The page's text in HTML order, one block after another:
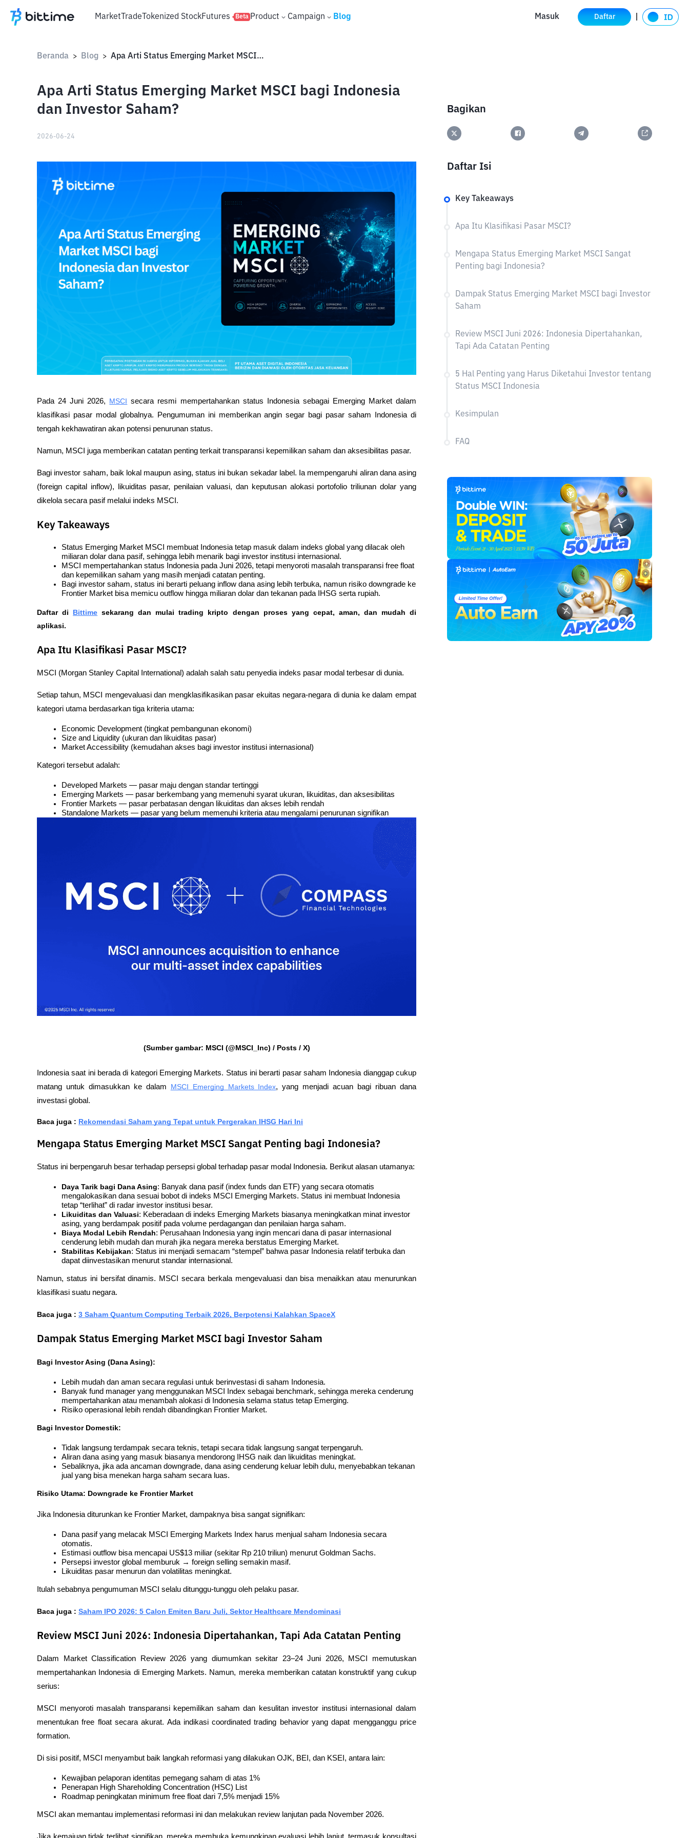
MarketTradeTokenized StockFutures Beta Product Campaign Blog Masuk Daftar
Beranda > Blog > Apa Arti Status Emerging Market MSCI bagi Indonesia dan Investor Saham?
Apa Arti Status Emerging Market MSCI bagi Indonesia
dan Investor Saham?
2026-06-24
Pada 24 Juni 2026, MSCI secara resmi mempertahankan status Indonesia sebagai Emerging Market dalam
klasifikasi pasar modal globalnya. Pengumuman ini memberikan angin segar bagi pasar saham Indonesia di
tengah kekhawatiran akan potensi penurunan status.
Namun, MSCI juga memberikan catatan penting terkait transparansi kepemilikan saham dan aksesibilitas pasar.
Bagi investor saham, baik lokal maupun asing, status ini bukan sekadar label. Ia mempengaruhi aliran dana asing
(foreign capital inflow), likuiditas pasar, penilaian valuasi, dan keputusan alokasi portofolio triliunan dolar yang
dikelola secara pasif melalui indeks MSCI.
Key Takeaways
Status Emerging Market MSCI membuat Indonesia tetap masuk dalam indeks global yang dilacak oleh
miliaran dolar dana pasif, sehingga lebih menarik bagi investor institusi internasional.
MSCI mempertahankan status Indonesia pada Juni 2026, tetapi menyoroti masalah transparansi free float
dan kepemilikan saham yang masih menjadi catatan penting.
Bagi investor saham, status ini berarti peluang inflow dana asing lebih terbuka, namun risiko downgrade ke
Frontier Market bisa memicu outflow hingga miliaran dolar dan tekanan pada IHSG serta rupiah.
Daftar di Bittime sekarang dan mulai trading kripto dengan proses yang cepat, aman, dan mudah di
aplikasi.
Apa Itu Klasifikasi Pasar MSCI?
MSCI (Morgan Stanley Capital International) adalah salah satu penyedia indeks pasar modal terbesar di dunia.
Setiap tahun, MSCI mengevaluasi dan mengklasifikasikan pasar ekuitas negara-negara di dunia ke dalam empat
kategori utama berdasarkan tiga kriteria utama:
Economic Development (tingkat pembangunan ekonomi)
Size and Liquidity (ukuran dan likuiditas pasar)
Market Accessibility (kemudahan akses bagi investor institusi internasional)
Kategori tersebut adalah:
Developed Markets — pasar maju dengan standar tertinggi
Emerging Markets — pasar berkembang yang memenuhi syarat ukuran, likuiditas, dan aksesibilitas
Frontier Markets — pasar perbatasan dengan likuiditas dan akses lebih rendah
Standalone Markets — pasar yang belum memenuhi kriteria atau mengalami penurunan signifikan
(Sumber gambar: MSCI (@MSCI_Inc) / Posts / X)
Indonesia saat ini berada di kategori Emerging Markets. Status ini berarti pasar saham Indonesia dianggap cukup
matang untuk dimasukkan ke dalam MSCI Emerging Markets Index, yang menjadi acuan bagi ribuan dana
investasi global.
Baca juga : Rekomendasi Saham yang Tepat untuk Pergerakan IHSG Hari Ini
Mengapa Status Emerging Market MSCI Sangat Penting bagi Indonesia?
Status ini berpengaruh besar terhadap persepsi global terhadap pasar modal Indonesia. Berikut alasan utamanya:
Daya Tarik bagi Dana Asing: Banyak dana pasif (index funds dan ETF) yang secara otomatis
mengalokasikan dana sesuai bobot di indeks MSCI Emerging Markets. Status ini membuat Indonesia
tetap “terlihat” di radar investor institusi besar.
Likuiditas dan Valuasi: Keberadaan di indeks Emerging Markets biasanya meningkatkan minat investor
asing, yang berdampak positif pada volume perdagangan dan penilaian harga saham.
Biaya Modal Lebih Rendah: Perusahaan Indonesia yang ingin mencari dana di pasar internasional
cenderung lebih mudah dan murah jika negara mereka berstatus Emerging Market.
Stabilitas Kebijakan: Status ini menjadi semacam “stempel” bahwa pasar Indonesia relatif terbuka dan
dapat diinvestasikan menurut standar internasional.
Namun, status ini bersifat dinamis. MSCI secara berkala mengevaluasi dan bisa menaikkan atau menurunkan
klasifikasi suatu negara.
Baca juga : 3 Saham Quantum Computing Terbaik 2026, Berpotensi Kalahkan SpaceX
Dampak Status Emerging Market MSCI bagi Investor Saham
Bagi Investor Asing (Dana Asing):
Lebih mudah dan aman secara regulasi untuk berinvestasi di saham Indonesia.
Banyak fund manager yang menggunakan MSCI Index sebagai benchmark, sehingga mereka cenderung
mempertahankan atau menambah alokasi di Indonesia selama status tetap Emerging.
Risiko operasional lebih rendah dibandingkan Frontier Market.
Bagi Investor Domestik:
Tidak langsung terdampak secara teknis, tetapi secara tidak langsung sangat terpengaruh.
Aliran dana asing yang masuk biasanya mendorong IHSG naik dan likuiditas meningkat.
Sebaliknya, jika ada ancaman downgrade, dana asing cenderung keluar lebih dulu, menyebabkan tekanan
jual yang bisa menekan harga saham secara luas.
Risiko Utama: Downgrade ke Frontier Market
Jika Indonesia diturunkan ke Frontier Market, dampaknya bisa sangat signifikan:
Dana pasif yang melacak MSCI Emerging Markets Index harus menjual saham Indonesia secara
otomatis.
Estimasi outflow bisa mencapai US$13 miliar (sekitar Rp 210 triliun) menurut Goldman Sachs.
Persepsi investor global memburuk → foreign selling semakin masif.
Likuiditas pasar menurun dan volatilitas meningkat.
Itulah sebabnya pengumuman MSCI selalu ditunggu-tunggu oleh pelaku pasar.
Baca juga : Saham IPO 2026: 5 Calon Emiten Baru Juli, Sektor Healthcare Mendominasi
Review MSCI Juni 2026: Indonesia Dipertahankan, Tapi Ada Catatan Penting
Dalam Market Classification Review 2026 yang diumumkan sekitar 23–24 Juni 2026, MSCI memutuskan
mempertahankan Indonesia di Emerging Markets. Namun, mereka memberikan catatan konstruktif yang cukup
serius:
MSCI menyoroti masalah transparansi kepemilikan saham dan kesulitan investor institusi internasional dalam
menentukan free float secara akurat. Ada indikasi coordinated trading behavior yang dapat mengganggu price
formation.
Di sisi positif, MSCI menyambut baik langkah reformasi yang dilakukan OJK, BEI, dan KSEI, antara lain:
Kewajiban pelaporan identitas pemegang saham di atas 1%
Penerapan High Shareholding Concentration (HSC) List
Roadmap peningkatan minimum free float dari 7,5% menjadi 15%
MSCI akan memantau implementasi reformasi ini dan melakukan review lanjutan pada November 2026.
Bagikan
Daftar Isi
Key Takeaways
Apa Itu Klasifikasi Pasar MSCI?
Mengapa Status Emerging Market MSCI Sangat
Penting bagi Indonesia?
Dampak Status Emerging Market MSCI bagi Investor
Saham
Review MSCI Juni 2026: Indonesia Dipertahankan,
Tapi Ada Catatan Penting
5 Hal Penting yang Harus Diketahui Investor tentang
Status MSCI Indonesia
Kesimpulan
FAQ